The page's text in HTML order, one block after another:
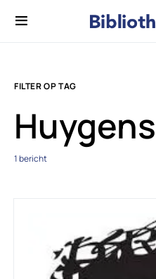
FILTER OP TAG
1 bericht